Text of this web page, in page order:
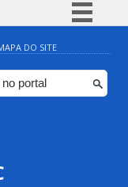
BR
Participe
DO SITE